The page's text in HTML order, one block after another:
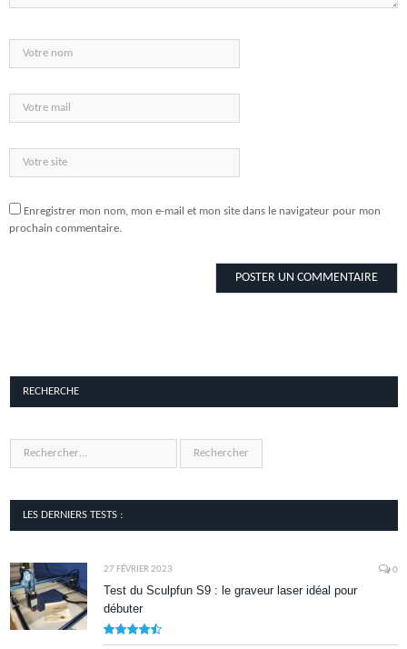
Enregistrer mon nom, mon e-mail et mon site dans le navigateur pour mon
prochain commentaire.
RECHERCHE
LES DERNIERS TESTS :
27 FÉVRIER 2023 0
Test du Sculpfun S9 : le graveur laser idéal pour
débuter